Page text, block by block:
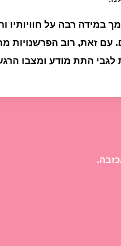
במידה רבה על
עם זאת, רוב
לגבי התת מודע ומצבו